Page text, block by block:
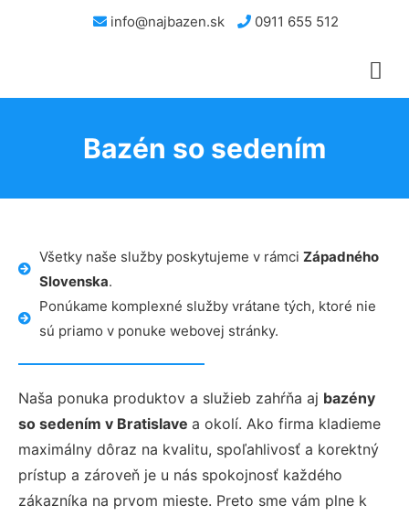
info@najbazen.sk 0911 655 512
Bazén so sedením
Všetky naše služby poskytujeme v rámci Západného
Slovenska.
Ponúkame komplexné služby vrátane tých, ktoré nie
sú priamo v ponuke webovej stránky.
Naša ponuka produktov a služieb zahŕňa aj bazény
so sedením v Bratislave a okolí. Ako firma kladieme
maximálny dôraz na kvalitu, spoľahlivosť a korektný
prístup a zároveň je u nás spokojnosť každého
zákazníka na prvom mieste. Preto sme vám plne k